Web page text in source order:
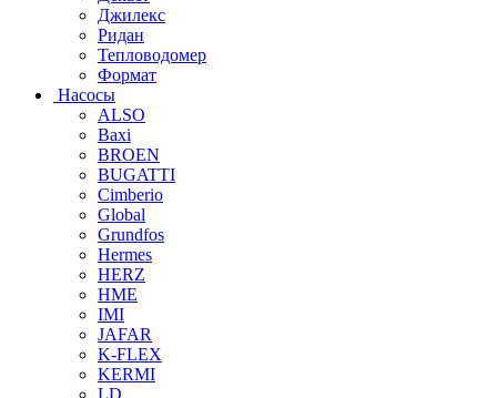
Джилекс
Ридан
Тепловодомер
Формат
Насосы
ALSO
Baxi
BROEN
BUGATTI
Cimberio
Global
Grundfos
Hermes
HERZ
HME
IMI
JAFAR
K-FLEX
KERMI
LD